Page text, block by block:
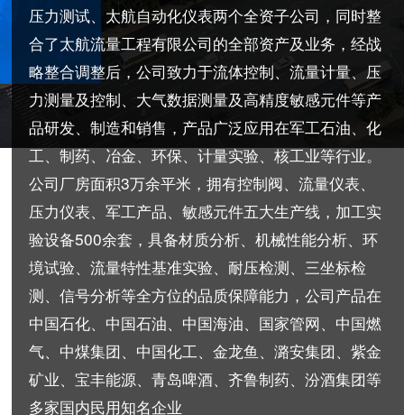
压力测试、太航自动化仪表两个全资子公司，同时整
合了太航流量工程有限公司的全部资产及业务，经战
略整合调整后，公司致力于流体控制、流量计量、压
力测量及控制、大气数据测量及高精度敏感元件等产
品研发、制造和销售，产品广泛应用在军工石油、化
工、制药、冶金、环保、计量实验、核工业等行业。
公司厂房面积3万余平米，拥有控制阀、流量仪表、
压力仪表、军工产品、敏感元件五大生产线，加工实
验设备500余套，具备材质分析、机械性能分析、环
境试验、流量特性基准实验、耐压检测、三坐标检
测、信号分析等全方位的品质保障能力，公司产品在
中国石化、中国石油、中国海油、国家管网、中国燃
气、中煤集团、中国化工、金龙鱼、潞安集团、紫金
矿业、宝丰能源、青岛啤酒、齐鲁制药、汾酒集团等
多家国内民用知名企业